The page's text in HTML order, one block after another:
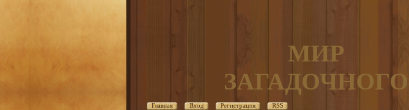
МИР
ЗАГАДОЧНОГО
Главная Вход Регистрация RSS